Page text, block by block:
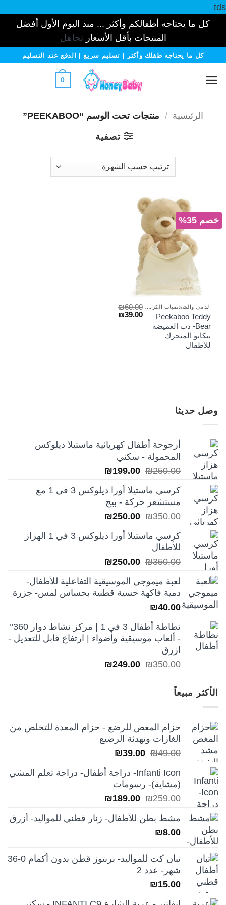
tds
كل ما يحتاجه أطفالكم وأكثر ... منذ اليوم الأول أفضل
المنتجات بأقل الأسعارتجاهل
تخطيكل ما يحتاجه طفلك وأكثر | تسليم سريع | الدفع عند التسليم
0
الرئيسية / منتجات تحت الوسم “PEEKABOO”
تصفية
خصم 35%
الدمى والشخصيات الكرتونية
Peekaboo Teddy
Bear- دب الغميضة
بيكابو المتحرك
للأطفال
₪60.00
السعر₪39.00
وصل حديثا
أرجوحة أطفال كهربائية ماستيلا ديلوكس
المحمولة - سكني
₪250.00
السعر
هو:
₪250.00.
₪199.00
هو:
كرسي ماستيلا أورا ديلوكس 3 في 1 مع
مستشعر حركة - بيج
₪350.00
السعر
هو:
₪250.00
هو:
كرسي ماستيلا أورا ديلوكس 3 في 1 الهزاز
للأطفال
₪350.00
السعر
هو:
₪350.00.
₪250.00
هو:
₪250.00.
لعبة ميموجي الموسيقية التفاعلية للأطفال-
دمية فاكهة حسية قطنية بحساس لمس- جزرة
₪40.00
نطاطة أطفال 3 في 1 | مركز نشاط دوار 360°
- ألعاب موسيقية وأضواء | ارتفاع قابل للتعديل -
ازرق
₪350.00
السعر ₪249.00
الأكثر مبيعاً
حزام المغص للرضع - حزام المعدة للتخلص من
الغازات وتهدئة الرضيع
₪49.00
السعر
هو:
₪49.00.
₪39.00
هو:
₪39.00.
Infanti Icon- دراجة أطفال- دراجة تعلم المشي
(مشاية)- رسومات
₪259.00
السعر
هو:
₪189.00
هو:
مشط بطن للأطفال- زنار قطني للمواليد- أزرق
₪8.00
تبان كت للمواليد- بربتوز قطن بدون أكمام 0-36
شهر- عدد 2
₪15.00